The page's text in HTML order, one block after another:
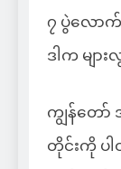
၇ ပွဲလောက်
ဒါက မျာ
ကျွန်တော်
တိုင်းကို ပါ